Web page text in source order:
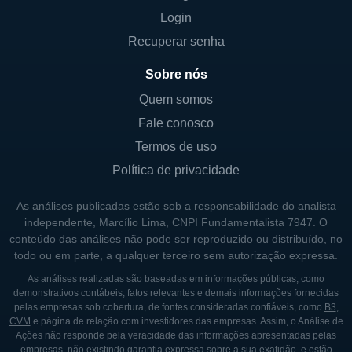
energética que atende à população.
atividades de pesquisa e desenvolvimento
focadas na melhoria da eficiência energética,
no armazenamento de energia e em novas
tecnologias sustentáveis que auxiliam na
Essa abordagem inovadora não só permite
que a CMS Energy permaneça competitiva
no setor, mas também ajuda a moldar o
futuro da energia nos Estados Unidos.
CONTROLE E PRINCIPAIS SÓCIOS
A CMS Energy é uma empresa de capital
aberto e seus acionistas incluem uma
Login
Recuperar senha
Sobre nós
Quem somos
Fale conosco
Termos de uso
Política de privacidade
As análises publicadas estão sob a responsabilidade do analista
independente, Marcílio Lima, CNPI Fundamentalista 7947. O
conteúdo das análises não pode ser reproduzido ou distribuído, no
todo ou em parte, a qualquer terceiro sem autorização expressa.
As análises realizadas são baseadas em informações públicas, como
demonstrativos contábeis, fatos relevantes e demais informações fornecidas
pelas empresas sob cobertura, de fontes consideradas confiáveis, como B3,
CVM e página de relação com investidores das empresas. Assim, o Análise de
Ações não responde pela veracidade das informações apresentadas pelas
empresas, não existindo garantia expressa sobre a sua exatidão, e estão